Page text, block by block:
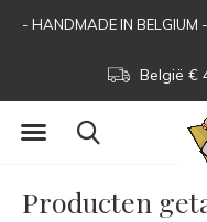
België €
- HANDMADE IN BELGIUM -
Producten